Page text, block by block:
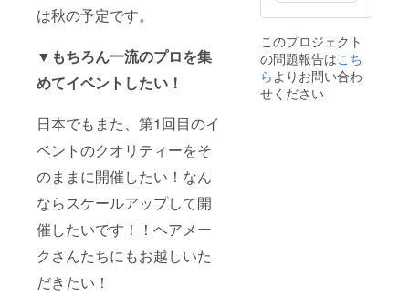
は秋の予定です。
▼もちろん一流のプロを集
めてイベントしたい！
日本でもまた、第1回目のイ
ベントのクオリティーをそ
のままに開催したい！なん
ならスケールアップして開
催したいです！！ヘアメー
クさんたちにもお越しいた
だきたい！
このプロジェクト
の問題報告はこち
ら よりお問い合わ
せください